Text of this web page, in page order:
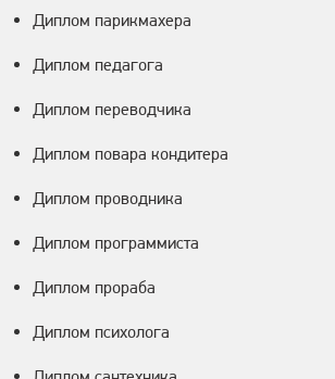
Диплом парикмахера
Диплом педагога
Диплом переводчика
Диплом повара кондитера
Диплом проводника
Диплом программиста
Диплом прораба
Диплом психолога